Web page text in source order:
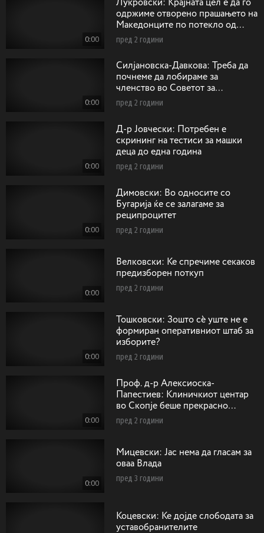
0:00
Лукровски: Крајната цел е да го
одржиме отворено прашањето на
Македонците по потекло од
Егејскиот дел на Македонија
пред 2 години
0:00
Силјановска-Давкова: Треба да
почнеме да лобираме за
членство во Советот за
безбедност на ОН како
пред 2 години
0:00
Д-р Јовчески: Потребен е
скрининг на тестиси за машки
деца до една година
пред 2 години
0:00
Димовски: Во односите со
Бугарија ќе се залагаме за
реципроцитет
пред 2 години
0:00
Велковски: Ќе спречиме секаков
предизборен поткуп
пред 2 години
0:00
Тошковски: Зошто сѐ уште не е
формиран оперативниот штаб за
изборите?
пред 2 години
0:00
Проф. д-р Алексиоска-
Папестиев: Клиничкиот центар
во Скопје беше прекрасно
замислен со одобрени средства
пред 2 години
0:00
Мицевски: Јас нема да гласам за
оваа Влада
пред 3 години
Коцевски: Ќе дојде слободата за
уставобранителите